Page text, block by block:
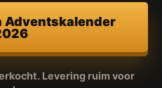
Adventskalender
Levering ruim voor